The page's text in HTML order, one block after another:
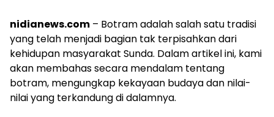
nidianews.com – Botram adalah salah satu tradisi
yang telah menjadi bagian tak terpisahkan dari
kehidupan masyarakat Sunda. Dalam artikel ini, kami
akan membahas secara mendalam tentang
botram, mengungkap kekayaan budaya dan nilai-
nilai yang terkandung di dalamnya.